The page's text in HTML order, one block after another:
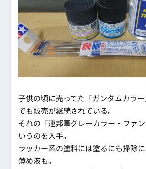
子供の頃に売ってた「ガンダムカラ
でも販売が継続されている。
それの「連邦軍グレーカラー・ファ
いうのを入手。
ラッカー系の塗料には塗るにも掃除
薄め液も。